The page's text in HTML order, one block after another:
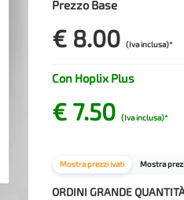
Prezzo Base
€ 8.00 (Iva inclusa)*
Con Hoplix Plus
€ 7.50 (Iva inclusa)*
Mostra prezzi ivati Mostra
ORDINI GRANDE